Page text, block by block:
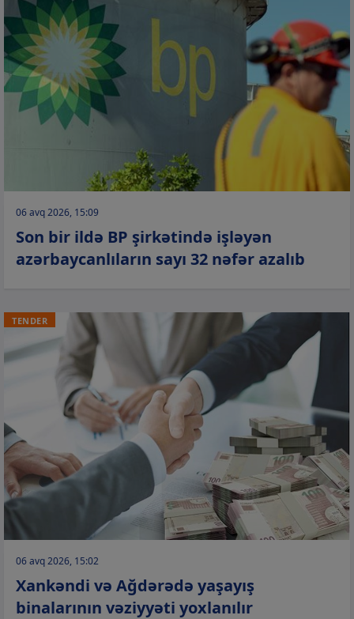
06 avq 2026, 15:09
Son bir ildə BP şirkətində işləyən
azərbaycanlıların sayı 32 nəfər azalıb
TENDER
06 avq 2026, 15:02
Xankəndi və Ağdərədə yaşayış
binalarının vəziyyəti yoxlanılır